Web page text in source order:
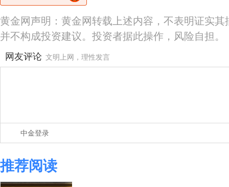
黄金网声明：黄金网转载上述内容，不表明证实
并不构成投资建议。投资者据此操作，风险自担。
网友评论 文明上网，理性发言
中金登录
推荐阅读